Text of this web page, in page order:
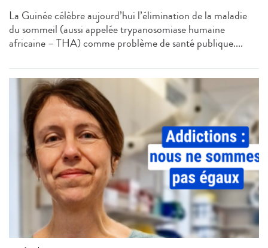
La Guinée célèbre aujourd’hui l’élimination de la maladie
du sommeil (aussi appelée trypanosomiase humaine
africaine – THA) comme problème de santé publique....